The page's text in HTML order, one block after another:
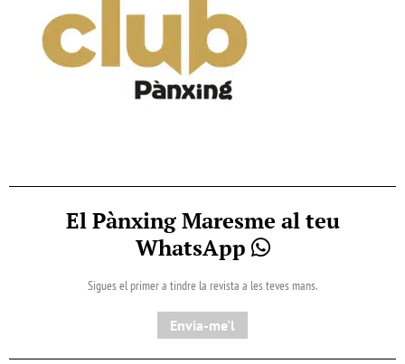
El Pànxing Maresme al teu
WhatsApp
Sigues el primer a tindre la revista a les teves mans.
Envia-me'l